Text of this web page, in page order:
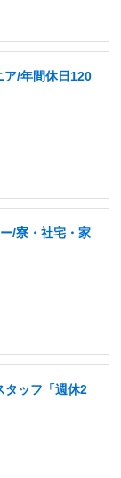
ア/年間休日120
/寮・社宅・家
タッフ「週休2